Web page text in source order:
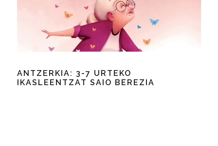
ANTZERKIA: 3-7 URTEKO
IKASLEENTZAT SAIO BEREZIA